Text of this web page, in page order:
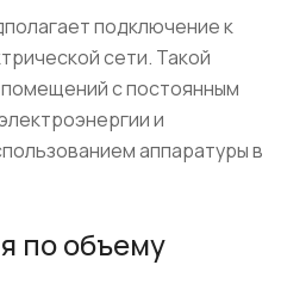
подключение к
сети. Такой
с постоянным
и
аппаратуры в
по объему